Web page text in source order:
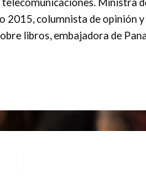
2015, columnista de opinión
libros, embajadora de